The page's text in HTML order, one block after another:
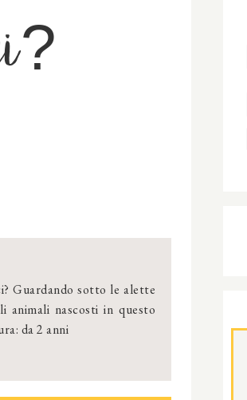
Guardando sotto le alette
animali nascosti in questo
da 2 anni